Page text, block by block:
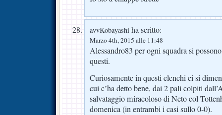
avvKobayashi ha scritto:
Marzo 4th, 2015 alle 11:48
Alessandro83 per ogni squadra si
questi.
Curiosamente in questi elenchi ci si
cui c’ha detto bene, dai 2 pali colpiti
salvataggio miracoloso di Neto col
domenica (in entrambi i casi sullo 0-0).